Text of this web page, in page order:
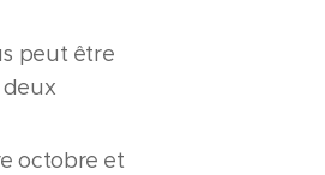
peut être
deux
octobre et